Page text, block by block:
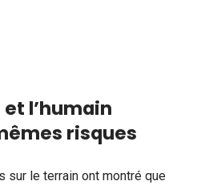
l’humain
risques
sur le terrain ont montré que